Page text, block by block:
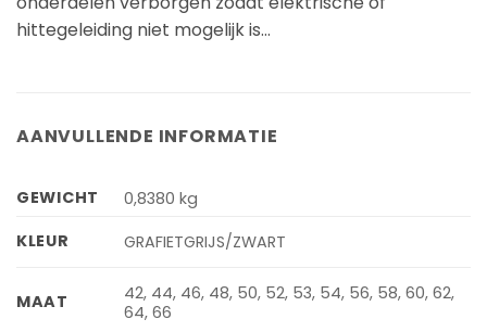
hittegeleiding niet mogelijk is…
AANVULLENDE INFORMATIE
GEWICHT
0,8380 kg
KLEUR
GRAFIETGRIJS/ZWART
MAAT
42, 44, 46, 48, 50, 52, 53, 54, 56, 58, 60, 62,
64, 66